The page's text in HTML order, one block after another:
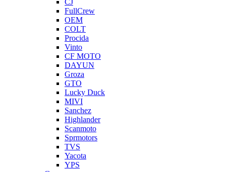
CJ
FullCrew
OEM
COLT
Procida
Vinto
CF MOTO
DAYUN
Groza
GTO
Lucky Duck
MIVI
Sanchez
Highlander
Scanmoto
Sprmotors
TVS
Yacota
YPS